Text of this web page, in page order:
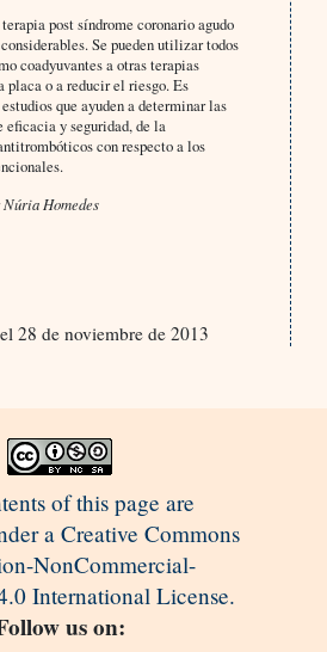
post síndrome coronario agudo
Se pueden utilizar todos
coadyuvantes a otras terapias
o a reducir el riesgo. Es
que ayuden a determinar las
eficacia y seguridad, de la
con respecto a los
Homedes
28 de noviembre de 2013
of this page are
a Creative Commons
NonCommercial-
International License.
us on: